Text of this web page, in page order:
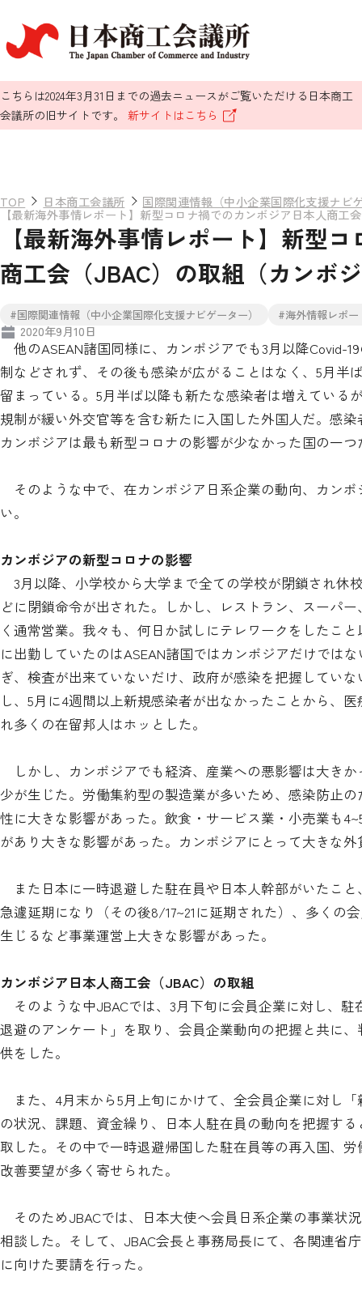
こちらは2024年3月31日までの過去ニュースがご覧いただける日本商工
会議所の旧サイトです。 新サイトはこちら
TOP 日本商工会議所 国際関連情報（中小企業国際化支援ナビ
【最新海外事情レポート】新型コロナ禍でのカンボジア日本人商工
【最新海外事情レポート】新型
商工会（JBAC）の取組（カンボ
#国際関連情報（中小企業国際化支援ナビゲーター） #海外情報レポー
2020年9月10日
他のASEAN諸国同様に、カンボジアでも3月以降Covid-
制などされず、その後も感染が広がることはなく、5月半
留まっている。5月半ば以降も新たな感染者は増えている
規制が緩い外交官等を含む新たに入国した外国人だ。感
カンボジアは最も新型コロナの影響が少なかった国の一つ
そのような中で、在カンボジア日系企業の動向、カン
い。
カンボジアの新型コロナの影響
3月以降、小学校から大学まで全ての学校が閉鎖され休
どに閉鎖命令が出された。しかし、レストラン、スーパ
く通常営業。我々も、何日か試しにテレワークをしたこ
に出勤していたのはASEAN諸国ではカンボジアだけでは
ぎ、検査が出来ていないだけ、政府が感染を把握してい
し、5月に4週間以上新規感染者が出なかったことから、
れ多くの在留邦人はホッとした。
しかし、カンボジアでも経済、産業への悪影響は大き
少が生じた。労働集約型の製造業が多いため、感染防止
性に大きな影響があった。飲食・サービス業・小売業も
があり大きな影響があった。カンボジアにとって大きな
また日本に一時退避した駐在員や日本人幹部がいたこ
急遽延期になり（その後8/17~21に延期された）、多くの
生じるなど事業運営上大きな影響があった。
カンボジア日本人商工会（JBAC）の取組
そのような中JBACでは、3月下旬に会員企業に対し、
退避のアンケート」を取り、会員企業動向の把握と共に
供をした。
また、4月末から5月上旬にかけて、全会員企業に対し
の状況、課題、資金繰り、日本人駐在員の動向を把握す
取した。その中で一時退避帰国した駐在員等の再入国、
改善要望が多く寄せられた。
そのためJBACでは、日本大使へ会員日系企業の事業状
相談した。そして、JBAC会長と事務局長にて、各関連省
に向けた要請を行った。